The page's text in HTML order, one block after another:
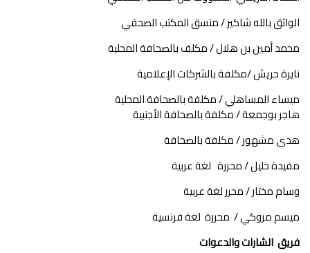
الواثق بالله شاكير / منسق المكتب الصحفي
محمد أمين بن هلال / مكلف بالصحافة المحلية
نايرة حريش /مكلفة بالشركات الإعلامية
ميساء المساهلي / مكلفة بالصحافة المحلية
هاجر بوجمعة / مكلفة بالصحافة الأجنبية
هدى مشهور / مكلفة بالصحافة
مفيدة خليل / محررة لغة عربية
وسام مختار / محرر لغة عربية
ميسم مروكي / محررة لغة فرنسية
فريق الشارات والدعوات